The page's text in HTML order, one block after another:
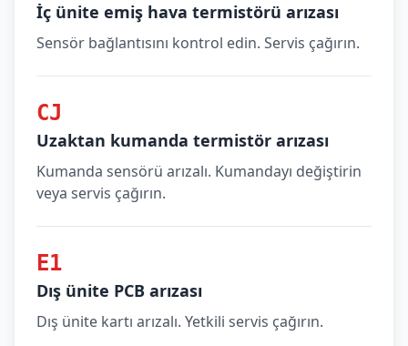
İç ünite emiş hava termistörü arızası
Sensör bağlantısını kontrol edin. Servis çağırın.
CJ
Uzaktan kumanda termistör arızası
Kumanda sensörü arızalı. Kumandayı değiştirin
veya servis çağırın.
E1
Dış ünite PCB arızası
Dış ünite kartı arızalı. Yetkili servis çağırın.